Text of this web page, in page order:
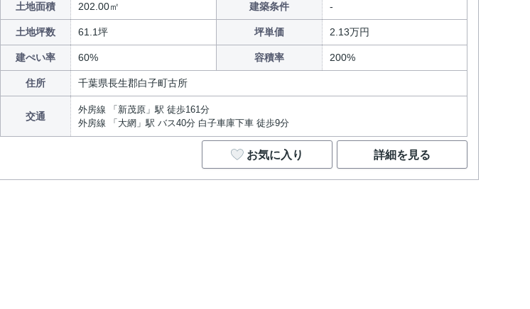
土地面積 202.00㎡ 建築条件
土地坪数 61.1坪 坪単価 2.13万円
建ぺい率 60% 容積率 200%
住所 千葉県長生郡白子町古所
交通
外房線 「新茂原」駅 徒歩161分
外房線 「大網」駅 バス40分 白子車庫下車 徒歩9分
お気に入り 詳細を見る